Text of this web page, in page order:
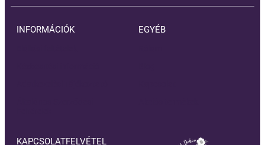
INFORMÁCIÓK EGYÉB
KAPCSOLATFELVÉTEL